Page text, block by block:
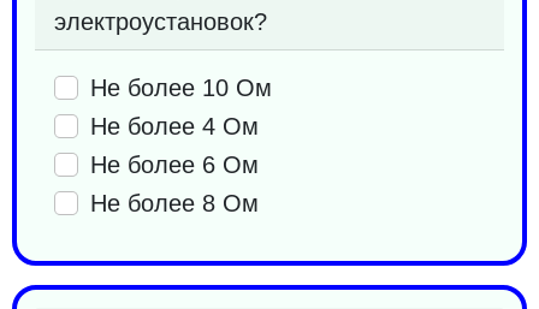
электроустановок?
Не более 10 Ом
Не более 4 Ом
Не более 6 Ом
Не более 8 Ом